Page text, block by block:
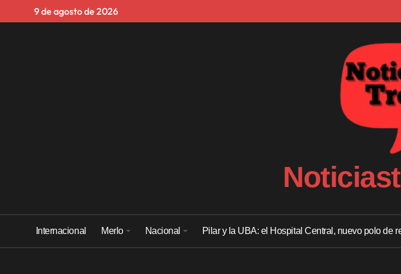
9 de agosto de 2026
Internacional Merlo Nacional Pilar y la UBA: el Hospital Central, nuevo polo de